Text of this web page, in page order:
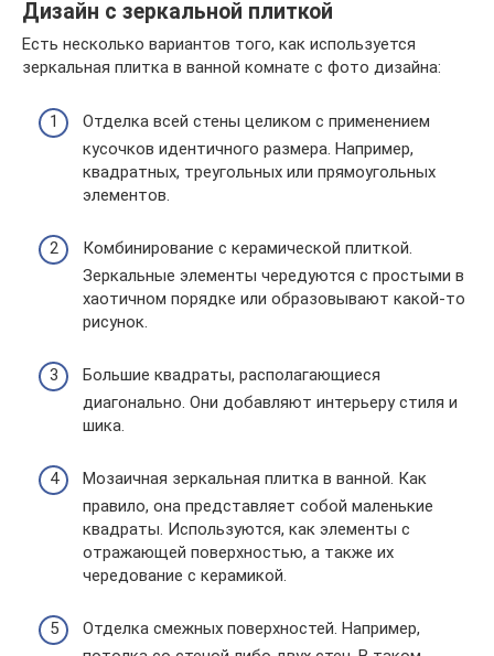
Дизайн с зеркальной плиткой
Есть несколько вариантов того, как используется
зеркальная плитка в ванной комнате с фото дизайна:
Отделка всей стены целиком с применением
кусочков идентичного размера. Например,
квадратных, треугольных или прямоугольных
элементов.
Комбинирование с керамической плиткой.
Зеркальные элементы чередуются с простыми в
хаотичном порядке или образовывают какой-то
рисунок.
Большие квадраты, располагающиеся
диагонально. Они добавляют интерьеру стиля и
шика.
Мозаичная зеркальная плитка в ванной. Как
правило, она представляет собой маленькие
квадраты. Используются, как элементы с
отражающей поверхностью, а также их
чередование с керамикой.
Отделка смежных поверхностей. Например,